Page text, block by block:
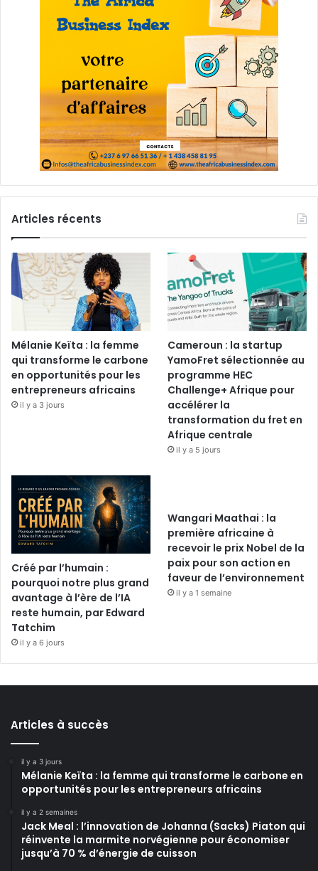
Articles récents
Mélanie Keïta : la femme
qui transforme le carbone
en opportunités pour les
entrepreneurs africains
il y a 3 jours
Cameroun : la startup
YamoFret sélectionnée au
programme HEC
Challenge+ Afrique pour
accélérer la
transformation du fret en
Afrique centrale
il y a 5 jours
Créé par l’humain :
pourquoi notre plus grand
avantage à l’ère de l’IA
reste humain, par Edward
Tatchim
il y a 6 jours
Wangari Maathai : la
première africaine à
recevoir le prix Nobel de la
paix pour son action en
faveur de l’environnement
il y a 1 semaine
Articles à succès
il y a 3 jours
Mélanie Keïta : la femme qui transforme le carbone en
opportunités pour les entrepreneurs africains
il y a 2 semaines
Jack Meal : l’innovation de Johanna (Sacks) Piaton qui
réinvente la marmite norvégienne pour économiser
jusqu’à 70 % d’énergie de cuisson